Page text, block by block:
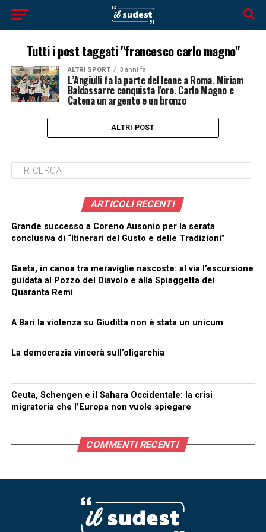
Tutti i post taggati "francesco carlo magno"
ALTRI SPORT 3 anni fa
L’Angiulli fa la parte del leone a Roma. Miriam
Baldassarre conquista l’oro. Carlo Magno e
Catena un argento e un bronzo
ALTRI POST
ARTICOLI RECENTI
Grande successo a Coreno Ausonio per la serata
conclusiva di “Itinerari del Gusto e delle Tradizioni”
Gaeta, in canoa tra meraviglie nascoste: al via l’escursione
guidata al Pozzo del Diavolo e alla Spiaggetta dei
Quaranta Remi
A Bari la violenza su Giuditta non è stata un unicum
La democrazia vincerà sull’oligarchia
Ceuta, Schengen e il Sahara Occidentale: la crisi
migratoria che l’Europa non vuole spiegare
COMMENTI RECENTI